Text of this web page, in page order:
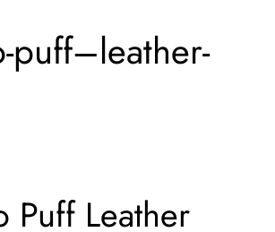
puff–leather-
Puff Leather